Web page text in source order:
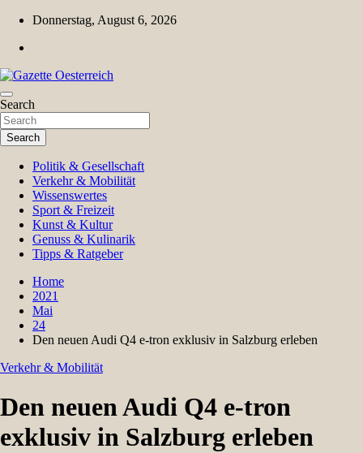
Skip
content
Donnerstag, August 6, 2026
Gazette Oesterreich
Magazin für Freizeit, Politik, Kultur & Wissenschaft
Search
Search
Politik & Gesellschaft
Verkehr & Mobilität
Wissenswertes
Sport & Freizeit
Kunst & Kultur
Genuss & Kulinarik
Tipps & Ratgeber
Home
2021
Mai
24
Den neuen Audi Q4 e-tron exklusiv in Salzburg erleben
Verkehr & Mobilität
Den neuen Audi Q4 e-tron
exklusiv in Salzburg erleben